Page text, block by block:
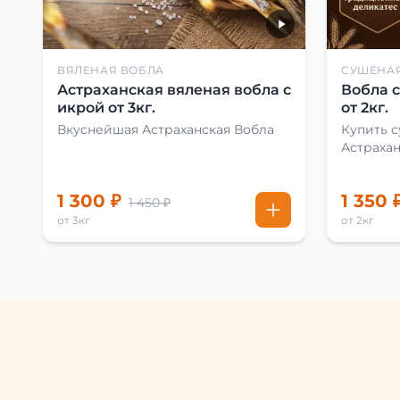
ВЯЛЕНАЯ ВОБЛА
Астраханская вяленая вобла с
икрой от 3кг.
Вкуснейшая Астраханская Вобла
1 300 ₽ 1 450 ₽
от 3кг
Вобла
от 2кг.
Купить
1 350
от 2кг